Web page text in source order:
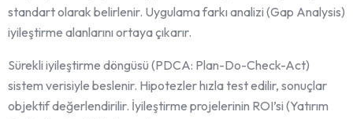
standart olarak belirlenir. Uygulama farkı analizi (Gap Analysis)
iyileştirme alanlarını ortaya çıkarır.
Sürekli iyileştirme döngüsü (PDCA: Plan-Do-Check-Act)
sistem verisiyle beslenir. Hipotezler hızla test edilir, sonuçlar
objektif değerlendirilir. İyileştirme projelerinin ROI’si (Yatırım